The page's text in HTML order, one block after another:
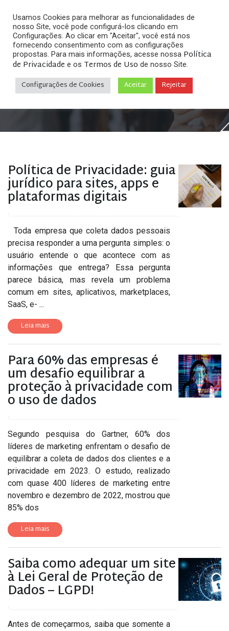
Arquivos
Home»Posts tagged "política de privacidade"
Política de Privacidade: guia
jurídico para sites, apps e
plataformas digitais
Toda empresa que coleta dados pessoais
precisa responder a uma pergunta simples: o
usuário entende o que acontece com as
informações que entrega? Essa pergunta
parece básica, mas revela um problema
comum em sites, aplicativos, marketplaces,
SaaS, e- ...
Leia mais
Para 60% das empresas é
um desafio equilibrar a
proteção à privacidade com
o uso de dados
Segundo pesquisa do Gartner, 60% dos
líderes de marketing enfrentam o desafio de
equilibrar a coleta de dados dos clientes e a
privacidade em 2023. O estudo, realizado
com quase 400 líderes de marketing entre
novembro e dezembro de 2022, mostrou que
85% dos
Leia mais
Saiba como adequar um site
à Lei Geral de Proteção de
Dados – LGPD!
Antes de começarmos, saiba que somente a
Usamos Cookies para melhorar as funcionalidades de
nosso Site, você pode configurá-los clicando em
Configurações. Ao clicar em "Aceitar", você está nos
fornecendo consentimento com as configurações
propostas. Para mais informações, acesse nossa Política
de Privacidade e os Termos de Uso de nosso Site.
Configurações de Cookies Aceitar Rejeitar